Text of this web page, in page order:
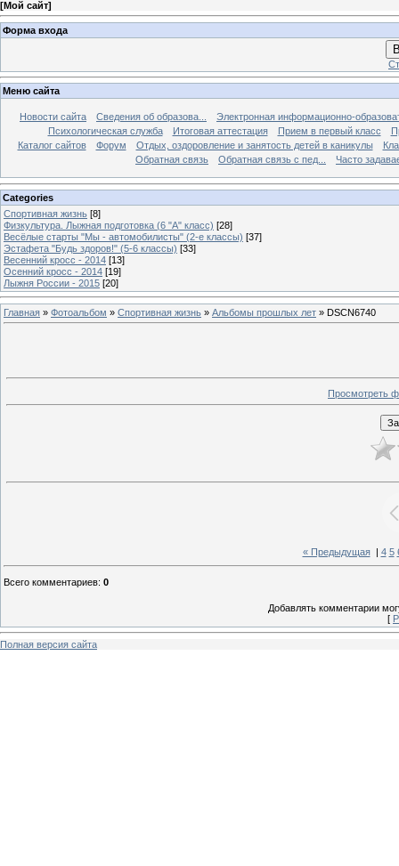
[Мой сайт]
Форма входа
Меню сайта
Новости сайта Сведения об образова...
Электронная информационно-
Психологическая служба
Итоговая аттестация Прием в первый класс
Каталог сайтов
Форум Отдых, оздоровление и занятость детей в каникулы
Обратная связь
Обратная связь с пед... Часто
Categories
Спортивная жизнь [8]
Физкультура. Лыжная подготовка (6 "А" класс) [28]
Весёлые старты "Мы - автомобилисты" (2-е классы) [37]
Эстафета "Будь здоров!" (5-6 классы) [33]
Весенний кросс - 2014 [13]
Осенний кросс - 2014 [19]
Лыжня России - 2015 [20]
Главная » Фотоальбом » Спортивная жизнь » Альбомы прошлых лет » DSCN6740
Просмотреть
« Предыдущая| 4 5
Всего комментариев: 0
Добавлять комментарии
[
Полная версия сайта